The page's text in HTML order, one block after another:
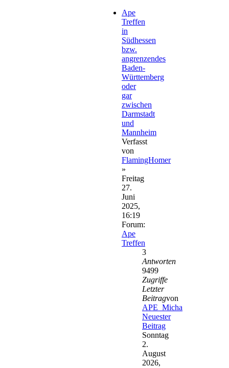
Ape
Treffen
in
Südhessen
bzw.
angrenzendes
Baden-
Württemberg
oder
gar
zwischen
Darmstadt
und
Mannheim
Verfasst
von
FlamingHomer
»
Freitag
27.
Juni
2025,
16:19
Forum:
Ape
Treffen
3
Antworten
9499
Zugriffe
Letzter
Beitragvon
APE_Micha
Neuester
Beitrag
Sonntag
2.
August
2026,